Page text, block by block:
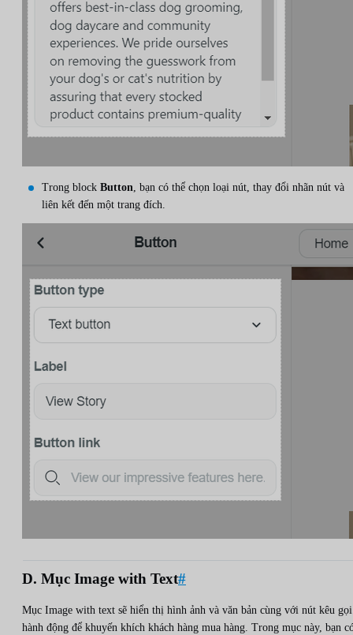
Trong block Button , bạn có thể chọn loại nút, thay đổi nhãn nút và
liên kết đến một trang đích.
D. Mục Image with Text#
Mục Image with text sẽ hiển thị hình ảnh và văn bản cùng với nút kêu gọi
hành động để khuyến khích khách hàng mua hàng. Trong mục này, bạn